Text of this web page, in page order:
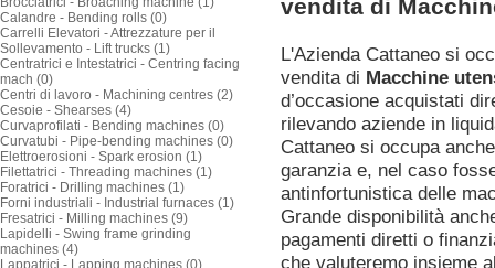
Calandre - Bending rolls (0)
Carrelli Elevatori - Attrezzature per il
Sollevamento - Lift trucks (1)
Centratrici e Intestatrici - Centring facing
mach (0)
Centri di lavoro - Machining centres (2)
Cesoie - Shearses (4)
Curvaprofilati - Bending machines (0)
Curvatubi - Pipe-bending machines (0)
Elettroerosioni - Spark erosion (1)
Filettatrici - Threading machines (1)
Foratrici - Drilling machines (1)
Forni industriali - Industrial furnaces (1)
Fresatrici - Milling machines (9)
Lapidelli - Swing frame grinding
machines (4)
Lappatrici - Lapping machines (0)
vendita di
L'Azienda Cattaneo si
vendita di Macchine
d’occasione acquistati
rilevando aziende in
Cattaneo si occupa
garanzia e, nel caso
antinfortunistica delle
Grande disponibilità
pagamenti diretti o
che valuteremo insieme